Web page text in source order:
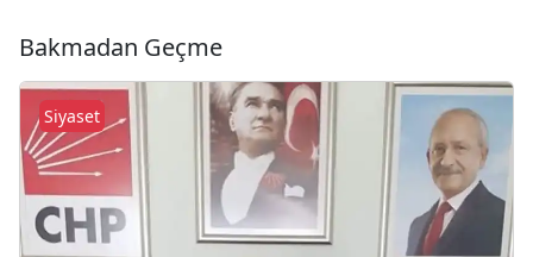
Bakmadan Geçme
Siyaset